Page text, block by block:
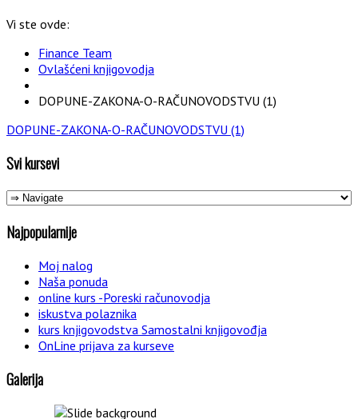
Vi ste ovde:
Finance Team
Ovlašćeni knjigovodja
DOPUNE-ZAKONA-O-RAČUNOVODSTVU (1)
DOPUNE-ZAKONA-O-RAČUNOVODSTVU (1)
Svi kursevi
Najpopularnije
Moj nalog
Naša ponuda
online kurs -Poreski računovodja
iskustva polaznika
kurs knjigovodstva Samostalni knjigovođja
OnLine prijava za kurseve
Galerija